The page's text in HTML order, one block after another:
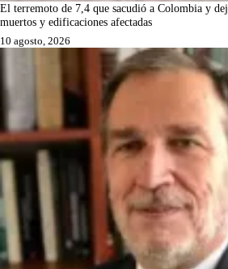
El terremoto de 7,4 que sacudió a Colombia y
muertos y edificaciones afectadas
10 agosto, 2026